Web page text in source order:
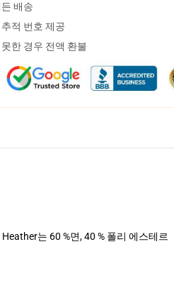
배송
적 번호 제공
한 경우 전액 환불
는 60 %면, 40 % 폴리 에스테르